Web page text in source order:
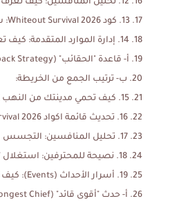
12. تحليل المنافسين: كيف تعرف متى تهاجم؟
13. كود Whiteout Survival 2026: سر السرعة
14. إدارة الموارد المتقدمة: كيف تعيش كالملك دون شحن؟
أ- قاعدة "الحقائب" (Backpack Strategy):
ب- ترتيب الجمع من الخريطة:
15. كيف تحمي مدينتك من النهب (Defense Tactics)؟
16. تحديث قائمة اكواد Whiteout Survival 2026
17. تحليل المنافسين: التجسس قبل التحرك
18. نصيحة للمحترفين: استغلال "المهام اليومية"
19. أسرار الأحداث (Events): كيف تقتنص المركز الأول مجاناً؟
أ- حدث "أقوى قائد" (Strongest Chief):